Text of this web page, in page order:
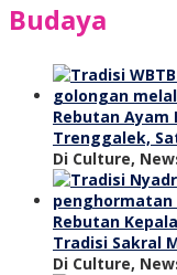
Budaya
Rebutan
Trenggalek,
Di Culture,
Rebutan
Tradisi Sakral
Di Culture,